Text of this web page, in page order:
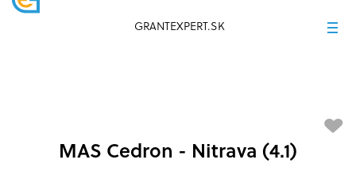
GRANTEXPERT.SK
MAS Cedron - Nitrava (4.1)